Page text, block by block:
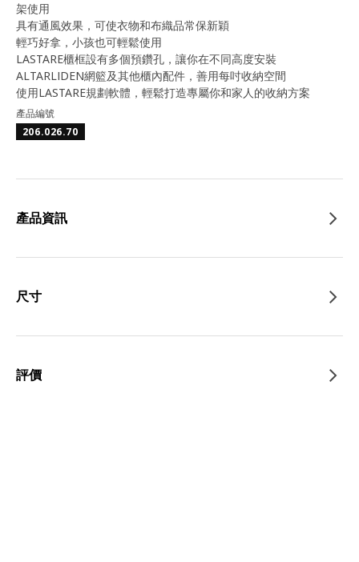
架使用
具有通風效果，可使衣物和布織品常保新穎
輕巧好拿，小孩也可輕鬆使用
LASTARE櫃框設有多個預鑽孔，讓你在不同高度安裝
ALTARLIDEN網籃及其他櫃內配件，善用每吋收納空間
使用LASTARE規劃軟體，輕鬆打造專屬你和家人的收納方案
產品編號
206.026.70
產品資訊
尺寸
評價